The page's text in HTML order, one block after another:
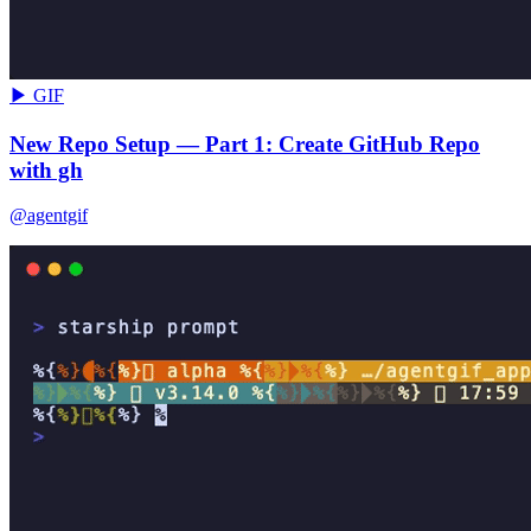
▶ GIF
New Repo Setup — Part 1: Create GitHub Repo
with gh
@agentgif